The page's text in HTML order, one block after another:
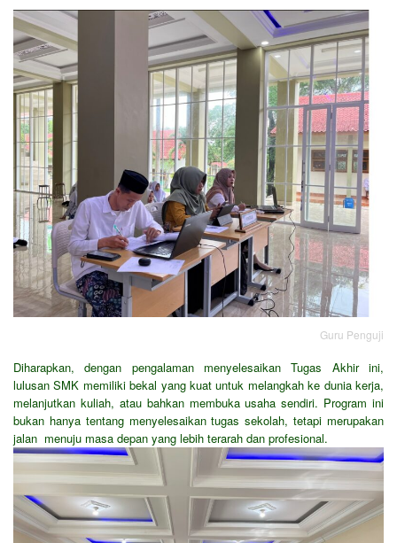
Guru Penguji
Diharapkan, dengan pengalaman menyelesaikan Tugas Akhir ini,
lulusan SMK memiliki bekal yang kuat untuk melangkah ke dunia kerja,
melanjutkan kuliah, atau bahkan membuka usaha sendiri. Program ini
bukan hanya tentang menyelesaikan tugas sekolah, tetapi merupakan
jalan menuju masa depan yang lebih terarah dan profesional.